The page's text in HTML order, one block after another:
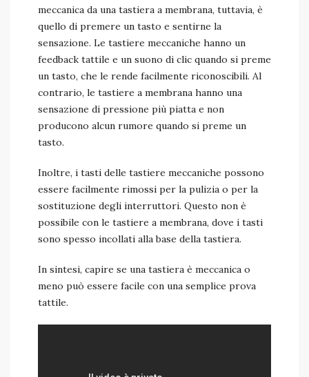
meccanica da una tastiera a membrana, tuttavia, è
quello di premere un tasto e sentirne la
sensazione. Le tastiere meccaniche hanno un
feedback tattile e un suono di clic quando si preme
un tasto, che le rende facilmente riconoscibili. Al
contrario, le tastiere a membrana hanno una
sensazione di pressione più piatta e non
producono alcun rumore quando si preme un
tasto.
Inoltre, i tasti delle tastiere meccaniche possono
essere facilmente rimossi per la pulizia o per la
sostituzione degli interruttori. Questo non è
possibile con le tastiere a membrana, dove i tasti
sono spesso incollati alla base della tastiera.
In sintesi, capire se una tastiera è meccanica o
meno può essere facile con una semplice prova
tattile.